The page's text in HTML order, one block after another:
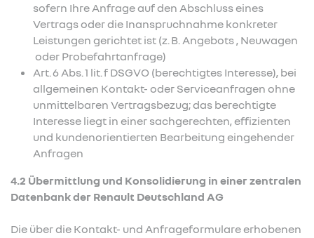
sofern Ihre Anfrage auf den Abschluss eines
Vertrags oder die Inanspruchnahme konkreter
Leistungen gerichtet ist (z. B. Angebots , Neuwagen
oder Probefahrtanfrage)
Art. 6 Abs. 1 lit. f DSGVO (berechtigtes Interesse), bei
allgemeinen Kontakt- oder Serviceanfragen ohne
unmittelbaren Vertragsbezug; das berechtigte
Interesse liegt in einer sachgerechten, effizienten
und kundenorientierten Bearbeitung eingehender
Anfragen
4.2 Übermittlung und Konsolidierung in einer zentralen
Datenbank der Renault Deutschland AG
Die über die Kontakt- und Anfrageformulare erhobenen